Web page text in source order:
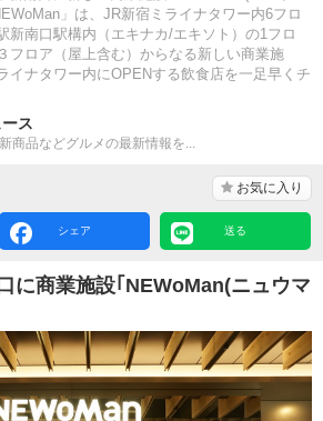
」は、JR新宿ミライナタワー内6フロ
新南口駅構内（エキナカ/エキソト）の1フロ
フロア（屋上含む）からなる新しい商業施
イナタワー内にOPENする飲食店を一足早くチ
ス
商品などグルメの最新情報を...
お気に入り
シェア 送る
に商業施設｢NEWoMan(ニュウマ